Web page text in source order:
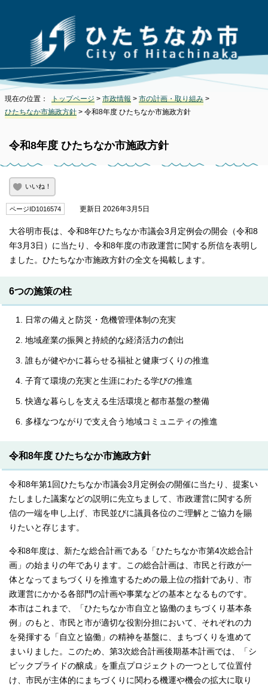
現在の位置： トップページ > 市政情報 > 市の計画・取り組み >
ひたちなか市施政方針 > 令和8年度 ひたちなか市施政方針
令和8年度 ひたちなか市施政方針
いいね！
ページID1016574 更新日 2026年3月5日
大谷明市長は、令和8年ひたちなか市議会3月定例会の開会（令和8
年3月3日）に当たり、令和8年度の市政運営に関する所信を表明し
ました。ひたちなか市施政方針の全文を掲載します。
6つの施策の柱
日常の備えと防災・危機管理体制の充実
地域産業の振興と持続的な経済活力の創出
誰もが健やかに暮らせる福祉と健康づくりの推進
子育て環境の充実と生涯にわたる学びの推進
快適な暮らしを支える生活環境と都市基盤の整備
多様なつながりで支え合う地域コミュニティの推進
令和8年度 ひたちなか市施政方針
令和8年第1回ひたちなか市議会3月定例会の開催に当たり、提案い
たしました議案などの説明に先立ちまして、市政運営に関する所
信の一端を申し上げ、市民並びに議員各位のご理解とご協力を賜
りたいと存じます。
令和8年度は、新たな総合計画である「ひたちなか市第4次総合計
画」の始まりの年であります。この総合計画は、市民と行政が一
体となってまちづくりを推進するための最上位の指針であり、市
政運営にかかる各部門の計画や事業などの基本となるものです。
本市はこれまで、「ひたちなか市自立と協働のまちづくり基本条
例」のもと、市民と市が適切な役割分担において、それぞれの力
を発揮する「自立と協働」の精神を基盤に、まちづくりを進めて
まいりました。このため、第3次総合計画後期基本計画では、「シ
ビックプライドの醸成」を重点プロジェクトの一つとして位置付
け、市民が主体的にまちづくりに関わる機運や機会の拡大に取り